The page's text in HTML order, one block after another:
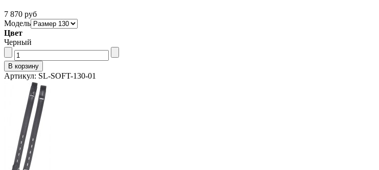
7 870 руб
Модель
Цвет
Черный
Артикул: SL-SOFT-130-01